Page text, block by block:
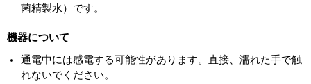
菌精製水）です。
機器について
通電中には感電する可能性があります。直接、濡れた手で触
れないでください。